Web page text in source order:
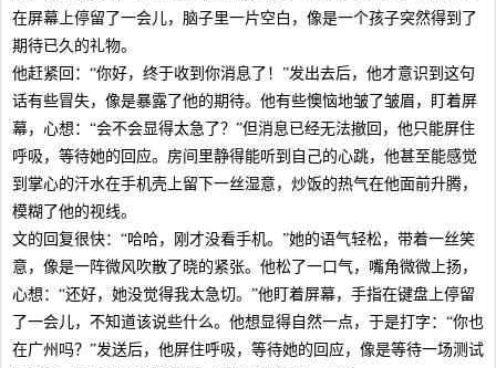
在屏幕上停留了一会儿，脑子里一片空白，像是一个孩子突然得到了
期待已久的礼物。
他赶紧回：“你好，终于收到你消息了！”发出去后，他才意识到这句
话有些冒失，像是暴露了他的期待。他有些懊恼地皱了皱眉，盯着屏
幕，心想：“会不会显得太急了？”但消息已经无法撤回，他只能屏住
呼吸，等待她的回应。房间里静得能听到自己的心跳，他甚至能感觉
到掌心的汗水在手机壳上留下一丝湿意，炒饭的热气在他面前升腾，
模糊了他的视线。
文的回复很快：“哈哈，刚才没看手机。”她的语气轻松，带着一丝笑
意，像是一阵微风吹散了晓的紧张。他松了一口气，嘴角微微上扬，
心想：“还好，她没觉得我太急切。”他盯着屏幕，手指在键盘上停留
了一会儿，不知道该说些什么。他想显得自然一点，于是打字：“你也
在广州吗？”发送后，他屏住呼吸，等待她的回应，像是等待一场测试